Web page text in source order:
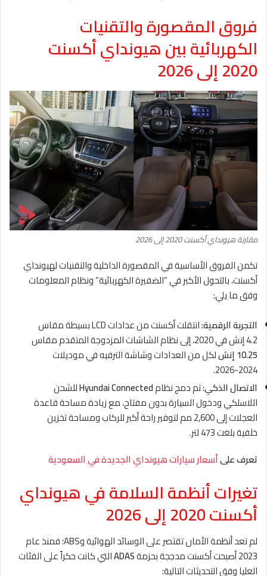
فروق المقصورة والتقنيات
الكهربائيةبين هيونداي أكسنت
2020 إلى 2026
مقارنة هيونداي أكسنت 2020 إلى 2026
تكمن الفروق الأساسية في المقصورة الداخلية والتقنيات لهيونداي
أكسنت، بالتحول الأكبر في “الضفيرة الكهربائية” ونظام المعلومات
وفق ما يلي:
التجربة الرقمية:
انتقلت أكسنت من عدادات LCD بسيطة مقاس
4.2 إنش في 2020، إلى نظام الشاشات المزدوجة المتقدم مقاس
10.25 إنش
لكل من العدادات وشاشة الترفيه في موديلات
2024-2026.
الاتصال الذكي:تم دمج نظامHyundai Connectedللشحن
اللاسلكي ودخول السيارة بدون مفتاح، مع زيادة مساحة قاعدة
العجلات إلى 2,600 مم لتوفير راحة أكبر للركاب ومساحة تخزين
خلفية بلغت 473 لتر.
تعرف علىأسعار سيارات هيونداي الجديدة في السعودية
تغيرات أنظمة السلامة فيهيونداي
أكسنت 2020 إلى 2026
لم تعد أنظمة الأمان تقتصر على الوسائد الهوائية وABS؛ فمنذ عام
2023 أصبحت أكسنت مدججة بحزمة
ADASالتي كانت حكراً على الفئات
العليا وفق التحديثات التالية: